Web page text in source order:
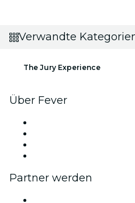
Verwandte
The Jury Experience
Über Fever
Partner werden